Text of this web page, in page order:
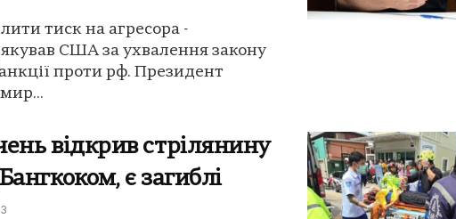
тиск на агресора -
США за ухвалення закону
проти рф. Президент
відкрив стрілянину
є загиблі